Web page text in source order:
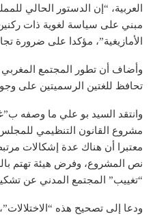
العربية، “إن الدستور الحالي
مبني على سياسة لغوية ذات ركنين
الأمازيغية”، مؤكدا على ضرورة
وأضاف أن تطور المجتمع
تحافظ للغتين الرسميتين على
وانتقد السيد بو علي ما وصفه
مشروع القانون التنظيمي للمجلس
معتبرا أن هناك عدة إشكالات
نص المشروع، وفرض هيئة تهتم
“تغييب” المجتمع المدني عن
ودعا إلى تصحيح هذه